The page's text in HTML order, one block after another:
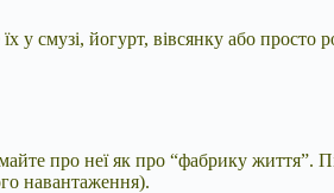
смузі, йогурт, вівсянку або просто
про неї як про “фабрику життя”.
навантаження).